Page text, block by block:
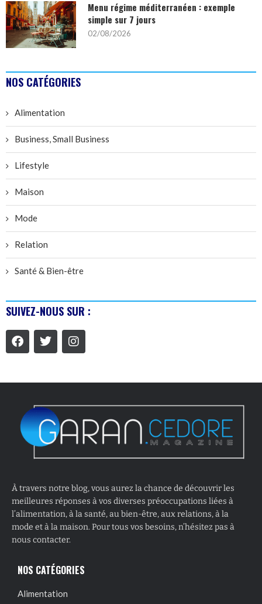
Menu régime méditerranéen : exemple
simple sur 7 jours
02/08/2026
NOS CATÉGORIES
Alimentation
Business, Small Business
Lifestyle
Maison
Mode
Relation
Santé & Bien-être
SUIVEZ-NOUS SUR :
À travers notre blog, vous aurez la chance de découvrir les
meilleures réponses à vos diverses préoccupations liées à
l’alimentation, à la santé, au bien-être, aux relations, à la
mode et à la maison. Pour tous vos besoins, n’hésitez pas à
nous contacter.
NOS CATÉGORIES
Alimentation